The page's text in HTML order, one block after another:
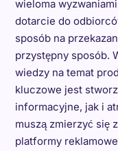
wieloma
dotarcie do
sposób na
przystępny sposób.
wiedzy na temat
kluczowe jest
informacyjne, jak i
muszą zmierzyć się
platformy